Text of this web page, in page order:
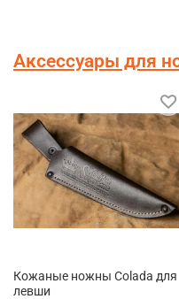
Аксессуары для
Кожаные ножны Colada для
левши